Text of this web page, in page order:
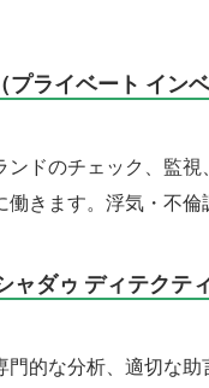
イベート インベ
ドのチェック、監
きます。浮気・不倫
ダゥ ディテクティ
門的な分析、適切な